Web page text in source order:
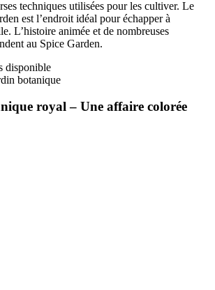
techniques utilisées pour les cultiver. Le
est l’endroit idéal pour échapper à
L’histoire animée et de nombreuses
au Spice Garden.
disponible
botanique
royal – Une affaire colorée